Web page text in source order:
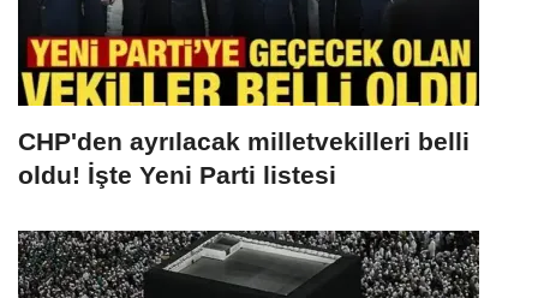
CHP'den ayrılacak milletvekilleri belli
oldu! İşte Yeni Parti listesi